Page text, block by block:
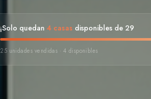
¡Solo quedan4 casas disponibles de 29
25 unidades vendidas · 4 disponibles